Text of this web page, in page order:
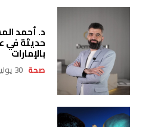
د. أحمد
حديثة في
بالإمارات
صحة 30 يوليو، 2026